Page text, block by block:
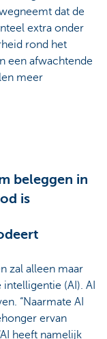
dat de
extra onder
rond het
een afwachtende
meer
beleggen in
is
zal alleen maar
(AI). AI
“Naarmate AI
ervan
heeft namelijk